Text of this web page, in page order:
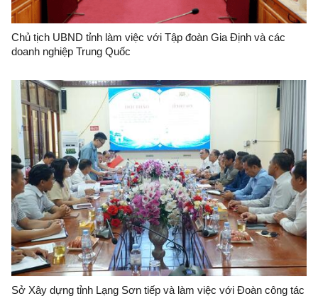
Chủ tịch UBND tỉnh làm việc với Tập đoàn Gia Định và các
doanh nghiệp Trung Quốc
Sở Xây dựng tỉnh Lạng Sơn tiếp và làm việc với Đoàn công tác